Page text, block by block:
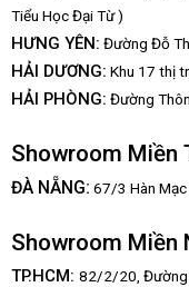
Tiểu Học Đại Từ )
HƯNG YÊN: Đường Đỗ
HẢI DƯƠNG: Khu 17 thị
HẢI PHÒNG: Đường
Showroom Miền
ĐÀ NẴNG: 67/3 Hàn Mạc
Showroom Miền
TP.HCM: 82/2/20, Đường